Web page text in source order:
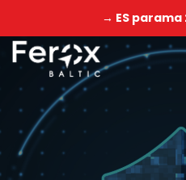
→ ES parama